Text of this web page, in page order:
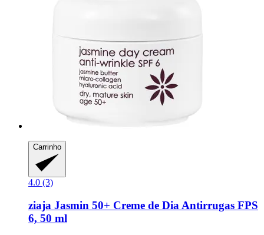
Carrinho
4.0 (3)
ziaja Jasmin 50+ Creme de Dia Antirrugas FPS
6, 50 ml